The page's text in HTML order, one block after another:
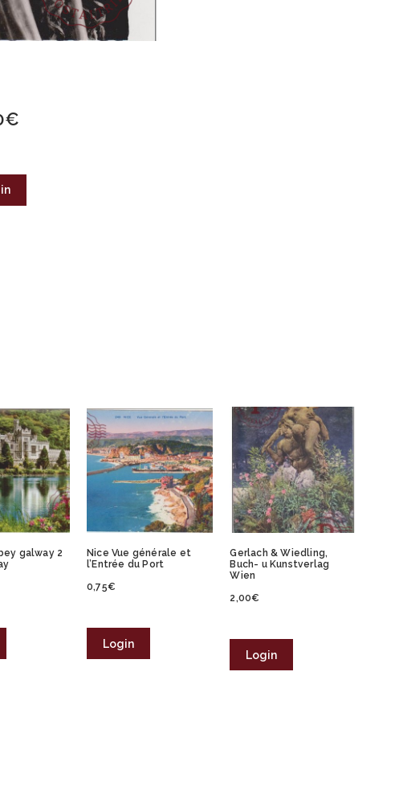
€
galway 2
Nice Vue générale et
l’Entrée du Port
0,75€
Login
Gerlach & Wiedling,
Buch- u Kunstverlag
Wien
2,00€
Login